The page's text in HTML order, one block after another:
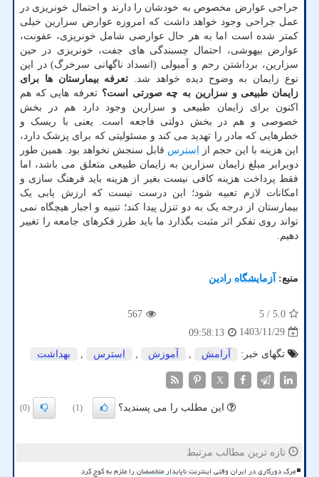
جراحی عوارض مخصوص به خودشان را دارند و احتمال خونریزی در
عمل جراحی وجود خواهد داشت که امروزه عوارض سزارین خیلی
کمتر شده است اما به هر حال عوارضی شامل خونریزی، عفونت،
عوارض بیهوشی، احتمال چسبندگی های جفت، خونریزی در حین
سزارین، برداشتن رحم و آمبولی (انسداد ناگهانی سرخرگ) در این
نوع زایمان به وضوح دیده خواهد شد. تعرفه بیمارستان ها برای
زایمان طبیعی و سزارین به چه صورتی است؟ تعرفه هایی که هم
اکنون برای زایمان طبیعی و سزارین وجود دارد هم در بخش
خصوصی و هم در بخش دولتی فاجعه است. یعنی با ریسک و
خطرهایی که مادر را تهدید می کند و مسئولیتی که برای پزشک دارد،
این هزینه با این حجم از
استرس قابل سنجش نخواهد بود. همین طور
دوبرابر مبلغ زایمان سزارین به زایمان طبیعی متعلق می باشد، اما
فقط پرداخت هزینه کافی نیست بغیر از هزینه باید فرهنگ سازی و
امکانات لازم تعبیه شود؛ این درست نیست که ارزش یابی یک
بیمارستان از درجه یک به دو تنزل پیدا کند؛ تنبیه و اجبار هیچگاه نمی
تواند روی تفکر اثر مثبت بگذارد ما باید طرز فکرهای جامعه را تغییر
دهیم.
منبع: آزمایشگاه رادین
5.0
/ 5
567
1403/11/29
09:58:13
تگهای خبر:
آرامش , آموزش , استرس , بهداشت
X
این مطلب را می پسندید؟ (1)
(0)
تازه ترین مطالب مرتبط
مرگ دورکاری در ایران وقتی اینترنت ناپایدار متخصصان را ملزم به کوچ کرد